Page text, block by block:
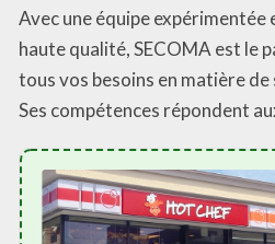
Avec une équipe expérimentée
haute qualité, SECOMA est le
tous vos besoins en matière de
Ses compétences répondent